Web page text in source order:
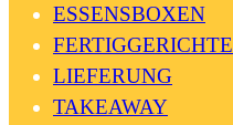
ESSENSBOXEN
FERTIGGERICHTE
LIEFERUNG
TAKEAWAY